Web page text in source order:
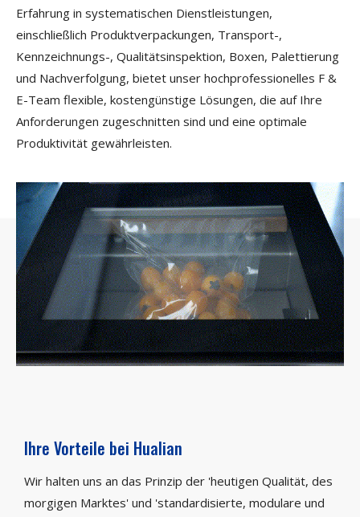
Erfahrung in systematischen Dienstleistungen,
einschließlich Produktverpackungen, Transport-,
Kennzeichnungs-, Qualitätsinspektion, Boxen, Palettierung
und Nachverfolgung, bietet unser hochprofessionelles F &
E-Team flexible, kostengünstige Lösungen, die auf Ihre
Anforderungen zugeschnitten sind und eine optimale
Produktivität gewährleisten.
Ihre Vorteile bei Hualian
Wir halten uns an das Prinzip der 'heutigen Qualität, des
morgigen Marktes' und 'standardisierte, modulare und